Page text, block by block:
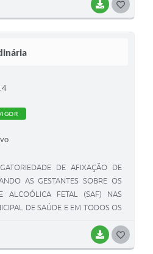
BAIXAR
BAIXAR
DE AFIXAÇÃO DE
AS GESTANTES SOBRE OS
ALCOÓLICA FETAL (SAF) NAS
DE SAÚDE E EM TODOS OS
NO MUNICÍPIO DE TUPI